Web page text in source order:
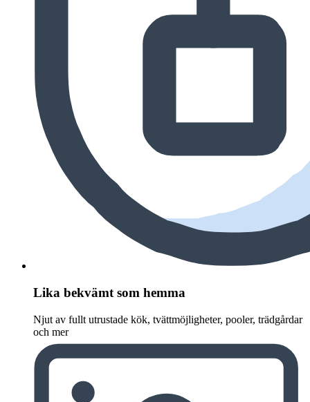
Lika bekvämt som hemma
Njut av fullt utrustade kök, tvättmöjligheter, pooler, trädgårdar
och mer